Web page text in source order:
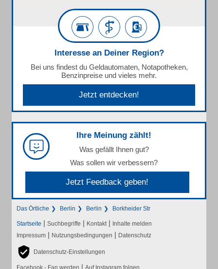
Interesse an Deiner Region?
Bei uns findest du Geldautomaten, Notapotheken,
Benzinpreise und vieles mehr.
Jetzt entdecken!
Ihre Meinung zählt!
Was gefällt Ihnen gut?
Was sollen wir verbessern?
Jetzt Feedback geben!
Das Örtliche Berlin Berlin Borkheider Str
Startseite | Suchbegriffe | Kontakt | Inhalte melden
Impressum | Nutzungsbedingungen | Datenschutz
Datenschutz-Einstellungen
Facebook - Fan werden | Auf Instagram folgen